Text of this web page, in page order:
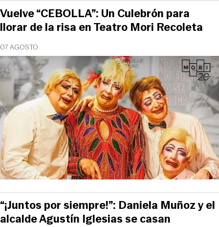
07 AGOSTO
Vuelve “CEBOLLA”: Un Culebrón para
llorar de la risa en Teatro Mori Recoleta
“¡Juntos por siempre!”: Daniela Muñoz y el
alcalde Agustín Iglesias se casan